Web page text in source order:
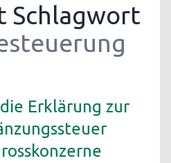
Schlagwort
Erklärung zur